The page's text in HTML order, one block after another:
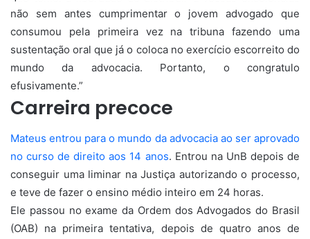
não sem antes cumprimentar o jovem advogado que
consumou pela primeira vez na tribuna fazendo uma
sustentação oral que já o coloca no exercício escorreito do
mundo da advocacia. Portanto, o congratulo
efusivamente.”
Carreira precoce
Mateus entrou para o mundo da advocacia ao ser aprovado
no curso de direito aos 14 anos. Entrou na UnB depois de
conseguir uma liminar na Justiça autorizando o processo,
e teve de fazer o ensino médio inteiro em 24 horas.
Ele passou no exame da Ordem dos Advogados do Brasil
(OAB) na primeira tentativa, depois de quatro anos de